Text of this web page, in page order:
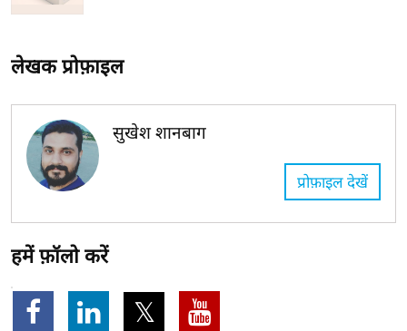
लेखक प्रोफ़ाइल
सुखेश शानबाग
प्रोफ़ाइल देखें
हमें फ़ॉलो करें